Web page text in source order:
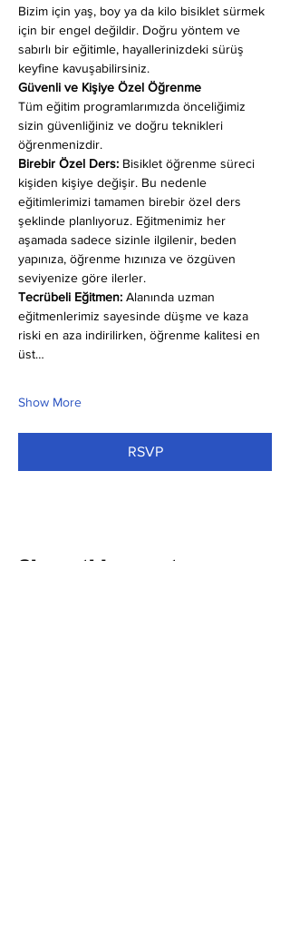
Bizim için yaş, boy ya da kilo bisiklet sürmek
için bir engel değildir. Doğru yöntem ve
sabırlı bir eğitimle, hayallerinizdeki sürüş
keyfine kavuşabilirsiniz.
Güvenli ve Kişiye Özel Öğrenme
Tüm eğitim programlarımızda önceliğimiz
sizin güvenliğiniz ve doğru teknikleri
öğrenmenizdir.
Birebir Özel Ders: Bisiklet öğrenme süreci
kişiden kişiye değişir. Bu nedenle
eğitimlerimizi tamamen birebir özel ders
şeklinde planlıyoruz. Eğitmenimiz her
aşamada sadece sizinle ilgilenir, beden
yapınıza, öğrenme hızınıza ve özgüven
seviyenize göre ilerler.
Tecrübeli Eğitmen: Alanında uzman
eğitmenlerimiz sayesinde düşme ve kaza
riski en aza indirilirken, öğrenme kalitesi en
üst…
Show More
RSVP
Share this event